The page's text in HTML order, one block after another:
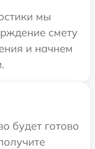
мы
смету
и начнем
будет готово